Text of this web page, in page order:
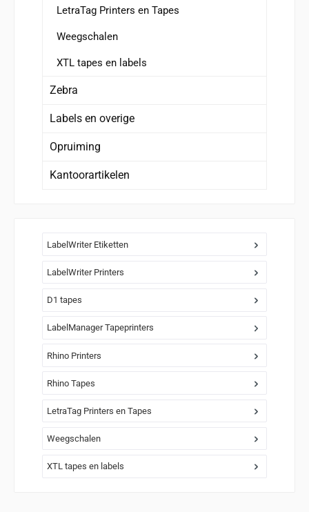
LetraTag Printers en Tapes
Weegschalen
XTL tapes en labels
Zebra
Labels en overige
Opruiming
Kantoorartikelen
LabelWriter Etiketten
LabelWriter Printers
D1 tapes
LabelManager Tapeprinters
Rhino Printers
Rhino Tapes
LetraTag Printers en Tapes
Weegschalen
XTL tapes en labels